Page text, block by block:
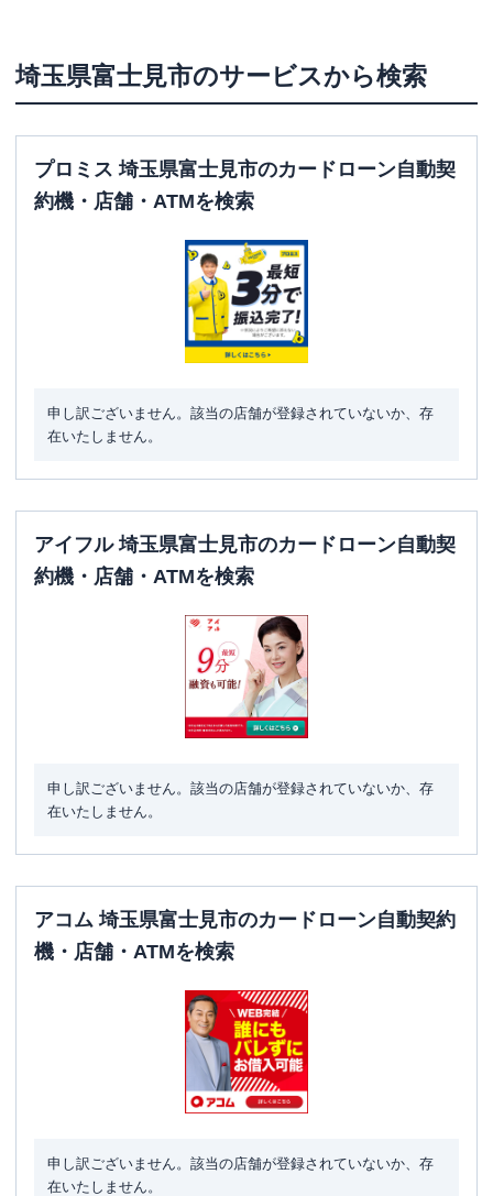
日祝：-
ATM営業時間
土曜：8：00～21：00
ATM 〇
✕
埼玉県富士見市ふじみ野西1-1-1
SMBCモビット 三井住友銀行ふじみ野西出
張所
営業時間
平日：09:00-21:00
ATM営業時間
土曜：-
日祝
ATM ✕
✕
埼玉県富士見市ふじみ野西1-18-1
埼玉県富士見市のサービスから検索
プロミス 埼玉県富士見市のカードローン自動契
約機・店舗・ATMを検索
申し訳ございません。該当の店舗が登録されていないか、存
在いたしません。
アイフル 埼玉県富士見市のカードローン自動契
約機・店舗・ATMを検索
申し訳ございません。該当の店舗が登録されていないか、存
在いたしません。
アコム 埼玉県富士見市のカードローン自動契約
機・店舗・ATMを検索
申し訳ございません。該当の店舗が登録されていないか、存
在いたしません。